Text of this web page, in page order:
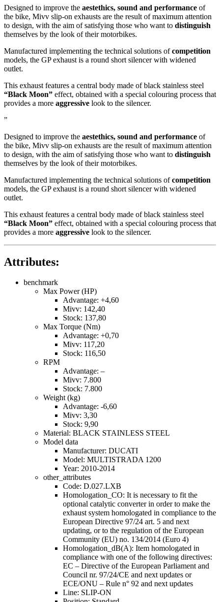
Designed to improve the aestethics, sound and performance of
the bike, Mivv slip-on exhausts are the result of maximum attention
to design, with the aim of satisfying those who want to distinguish
themselves by the look of their motorbikes.
Manufactured implementing the technical solutions ofcompetition
models, the GP exhaust is a round short silencer with widened
outlet.
This exhaust features a central body made of black stainless steel
“Black Moon” effect, obtained with a special colouring process that
provides a more aggressive look to the silencer.
”
Designed to improve the aestethics, sound and performance of
the bike, Mivv slip-on exhausts are the result of maximum attention
to design, with the aim of satisfying those who want to distinguish
themselves by the look of their motorbikes.
Manufactured implementing the technical solutions ofcompetition
models, the GP exhaust is a round short silencer with widened
outlet.
This exhaust features a central body made of black stainless steel
“Black Moon” effect, obtained with a special colouring process that
provides a more aggressive look to the silencer.
Attributes:
benchmark
Max Power (HP)
Advantage: +4,60
Mivv: 142,40
Stock: 137,80
Max Torque (Nm)
Advantage: +0,70
Mivv: 117,20
Stock: 116,50
RPM
Advantage: –
Mivv: 7.800
Stock: 7.800
Weight (kg)
Advantage: -6,60
Mivv: 3,30
Stock: 9,90
Material: BLACK STAINLESS STEEL
Model data
Manufacturer: DUCATI
Model: MULTISTRADA 1200
Year: 2010-2014
other_attributes
Code: D.027.LXB
Homologation_CO: It is necessary to fit the
optional catalytic converter in order to make the
exhaust system homologated in compliance to the
European Directive 97/24 art. 5 and next
updating, or to the regulation of the European
Community (EU) no. 134/2014 (Euro 4)
Homologation_dB(A): Item homologated in
compliance with one of the following directives:
EC – Directive of the European Parliament and
Council nr. 97/24/CE and next updates or
ECE/ONU – Rule n° 92 and next updates
Line: SLIP-ON